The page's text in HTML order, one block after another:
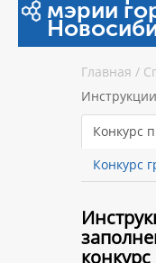
мэрии
Главная /
Инструкции
Конкурс
Конкурс